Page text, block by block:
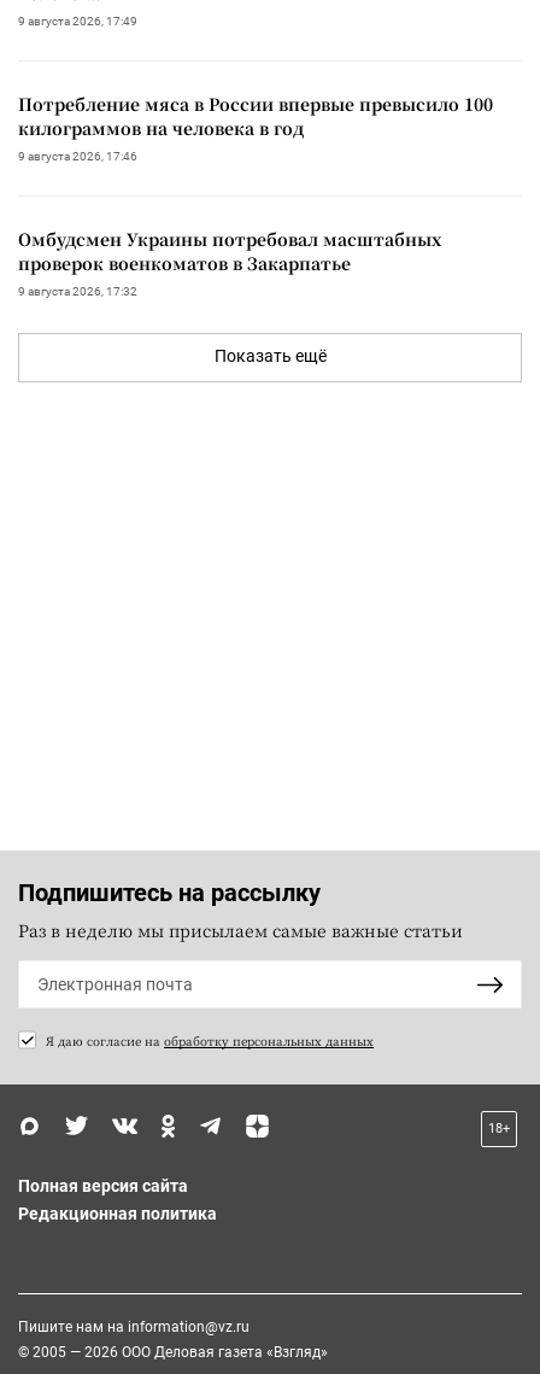
9 августа 2026, 17:49
Потребление мяса в России впервые превысило 100
килограммов на человека в год
9 августа 2026, 17:46
Омбудсмен Украины потребовал масштабных
проверок военкоматов в Закарпатье
9 августа 2026, 17:32
Показать ещё
Подпишитесь на рассылку
Раз в неделю мы присылаем самые важные статьи
Я даю согласие на обработку персональных данных
18+
Полная версия сайта
Редакционная политика
Пишите нам на information@vz.ru
© 2005 — 2026 ООО Деловая газета «Взгляд»